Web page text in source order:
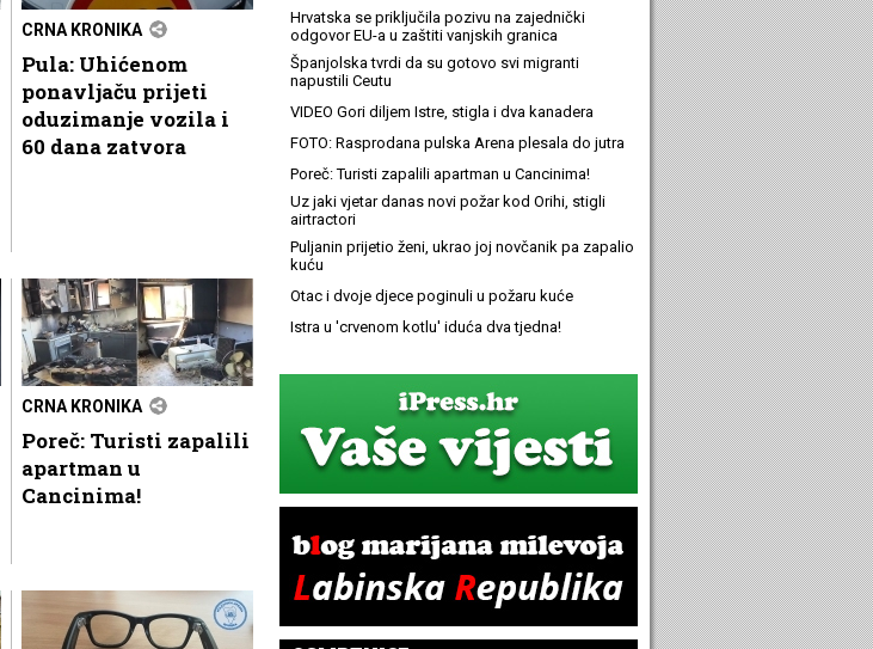
CRNA KRONIKA
Pula: Uhićenom
ponavljaču prijeti
oduzimanje vozila i
60 dana zatvora
CRNA KRONIKA
Poreč: Turisti zapalili
apartman u
Cancinima!
Hrvatska se priključila pozivu na zajednički
odgovor EU-a u zaštiti vanjskih granica
Španjolska tvrdi da su gotovo svi migranti
napustili Ceutu
VIDEO Gori diljem Istre, stigla i dva kanadera
FOTO: Rasprodana pulska Arena plesala do jutra
Poreč: Turisti zapalili apartman u Cancinima!
Uz jaki vjetar danas novi požar kod Orihi, stigli
airtractori
Puljanin prijetio ženi, ukrao joj novčanik pa zapalio
kuću
Otac i dvoje djece poginuli u požaru kuće
Istra u 'crvenom kotlu' iduća dva tjedna!